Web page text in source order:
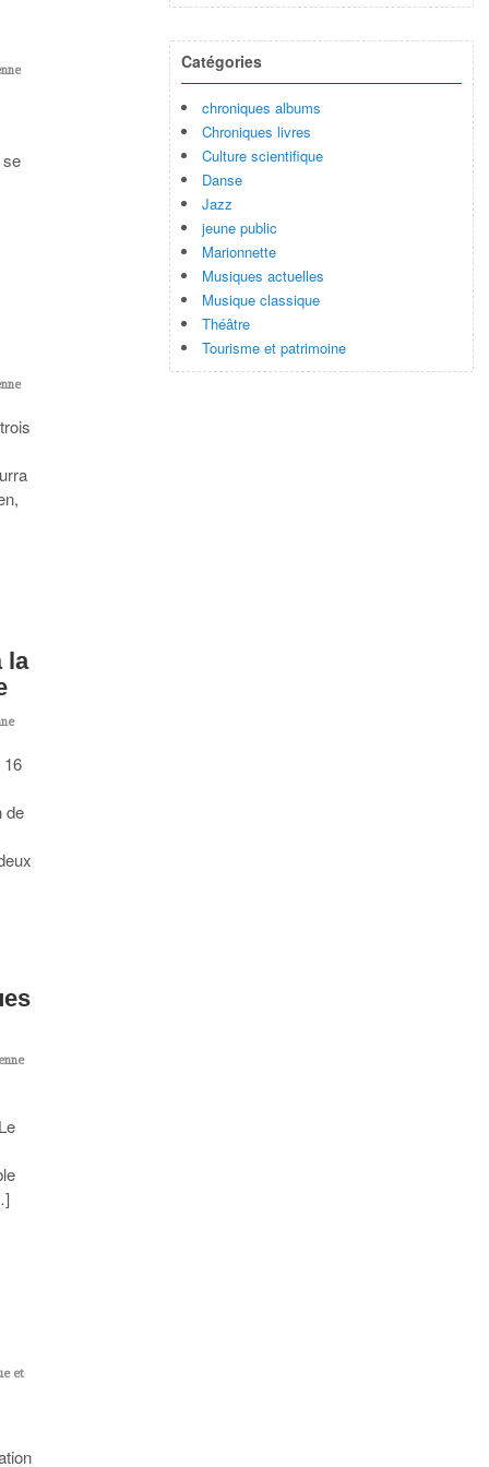
la
16
de
et
Catégories
chroniques albums
Chroniques livres
Culture scientifique
Danse
Jazz
jeune public
Marionnette
Musiques actuelles
Musique classique
Théâtre
Tourisme et patrimoine